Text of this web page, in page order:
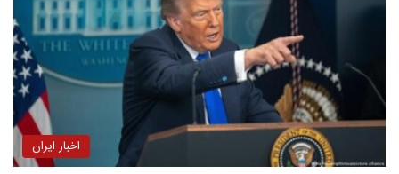
اخبار ایران